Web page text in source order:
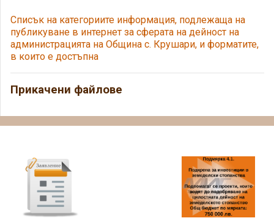
Списък на категориите информация, подлежаща на
публикуване в интернет за сферата на дейност на
администрацията на Община с. Крушари, и форматите,
в които е достъпна
Прикачени файлове